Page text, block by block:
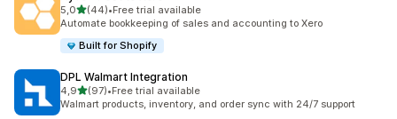
5,05 yıldız üzerinden
(44)
toplam 44 değerlendirme
•Free trial available
Automate bookkeeping of sales and accounting to Xero
Built for Shopify
DPL Walmart Integration
4,95 yıldız üzerinden
(97)
toplam 97 değerlendirme
•Free trial available
Walmart products, inventory, and order sync with 24/7 support